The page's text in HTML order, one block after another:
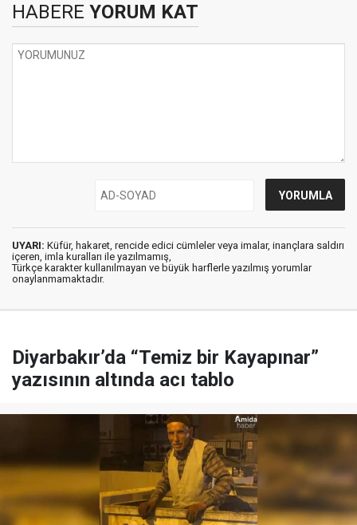
HABERE YORUM KAT
UYARI: Küfür, hakaret, rencide edici cümleler veya imalar, inançlara saldırı
içeren, imla kuralları ile yazılmamış,
Türkçe karakter kullanılmayan ve büyük harflerle yazılmış yorumlar
onaylanmamaktadır.
Diyarbakır’da “Temiz bir Kayapınar”
yazısının altında acı tablo